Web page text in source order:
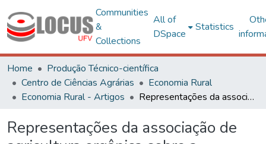
Communities
&
Collections
All of
DSpace
Statistics
Home
Produção Técnico-científica
Centro de Ciências Agrárias
Economia Rural
Economia Rural - Artigos
Representações da associação de agricultura orgânica sobre a agricultura orgânica
Representações da associação de